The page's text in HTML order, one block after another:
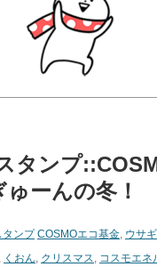
タンプ
ーんの冬！
タンプ COSMOエコ基金, ウサギ
, くおん, クリスマス, コスモエネ